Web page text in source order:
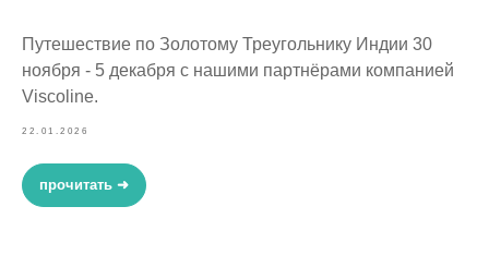
Путешествие по Золотому Треугольнику Индии 30
ноября - 5 декабря с нашими партнёрами компанией
Viscoline.
22.01.2026
прочитать ➜